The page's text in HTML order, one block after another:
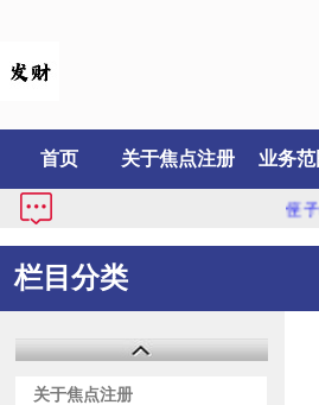
首页 关于焦点注册 业务范
侄子
栏目分类
关于焦点注册